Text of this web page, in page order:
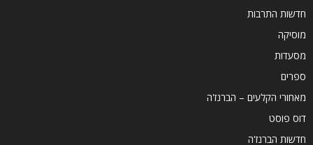
חדשות התרבות
מוסיקה
מסעדות
ספרים
מאחורי הקלעים – הברנז'ה
דוס פוסט
חדשות הברנז'ה